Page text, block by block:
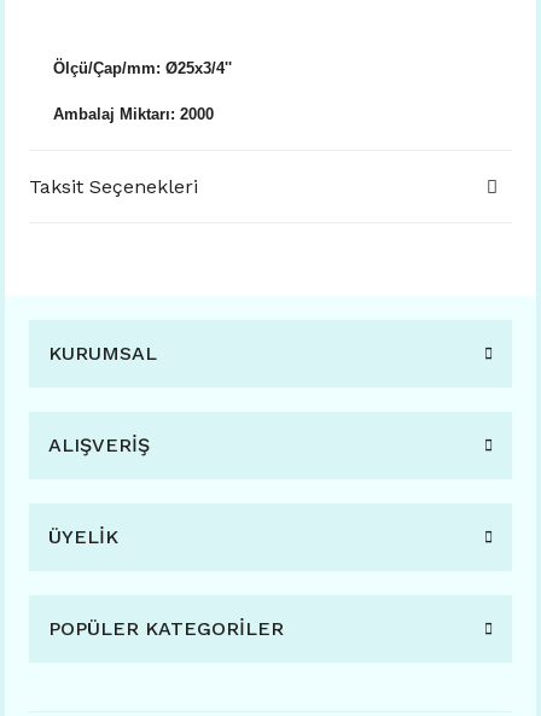
Ölçü/Çap/mm: Ø25x3/4''
Ambalaj Miktarı: 2000
Taksit Seçenekleri
KURUMSAL
ALIŞVERİŞ
ÜYELİK
POPÜLER KATEGORİLER